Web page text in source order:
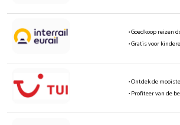
• Goedkoop reizen
• Gratis voor
• Ontdek de
• Profiteer van de